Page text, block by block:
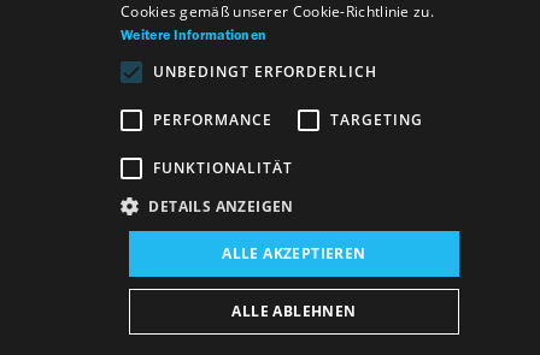
Gioacchino Rossini Il signor
Allgemeine Geschäftsbedingungen
Vyhlásenie o prístupnosti DE
Majetok štátu DE
Datenschutzerklärung
Wezeo
Cookies gemäß unserer Cookie-Richtlinie zu.
Weitere Informationen
UNBEDINGT ERFORDERLICH
PERFORMANCE TARGETING
FUNKTIONALITÄT
DETAILS ANZEIGEN
ALLE AKZEPTIEREN
ALLE ABLEHNEN